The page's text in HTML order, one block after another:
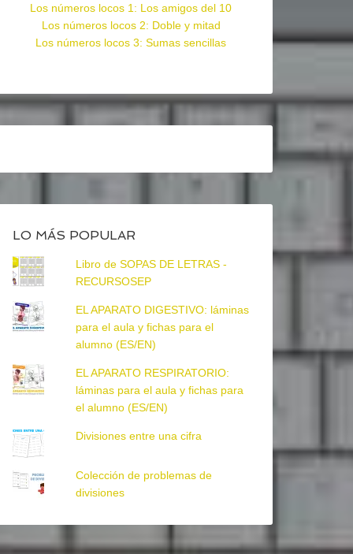
Los números locos 1: Los amigos del 10
Los números locos 2: Doble y mitad
Los números locos 3: Sumas sencillas
LO MÁS POPULAR
Libro de SOPAS DE LETRAS -
RECURSOSEP
EL APARATO DIGESTIVO: láminas
para el aula y fichas para el
alumno (ES/EN)
EL APARATO RESPIRATORIO:
láminas para el aula y fichas para
el alumno (ES/EN)
Divisiones entre una cifra
Colección de problemas de
divisiones